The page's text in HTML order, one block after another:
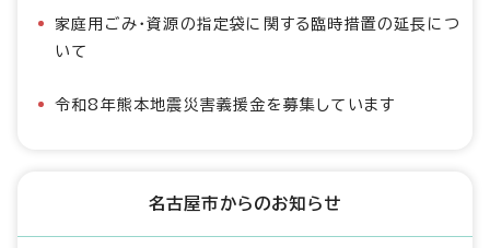
家庭用ごみ・資源の指定袋に関する臨時措置の延長につ
いて
令和8年熊本地震災害義援金を募集しています
名古屋市からのお知らせ